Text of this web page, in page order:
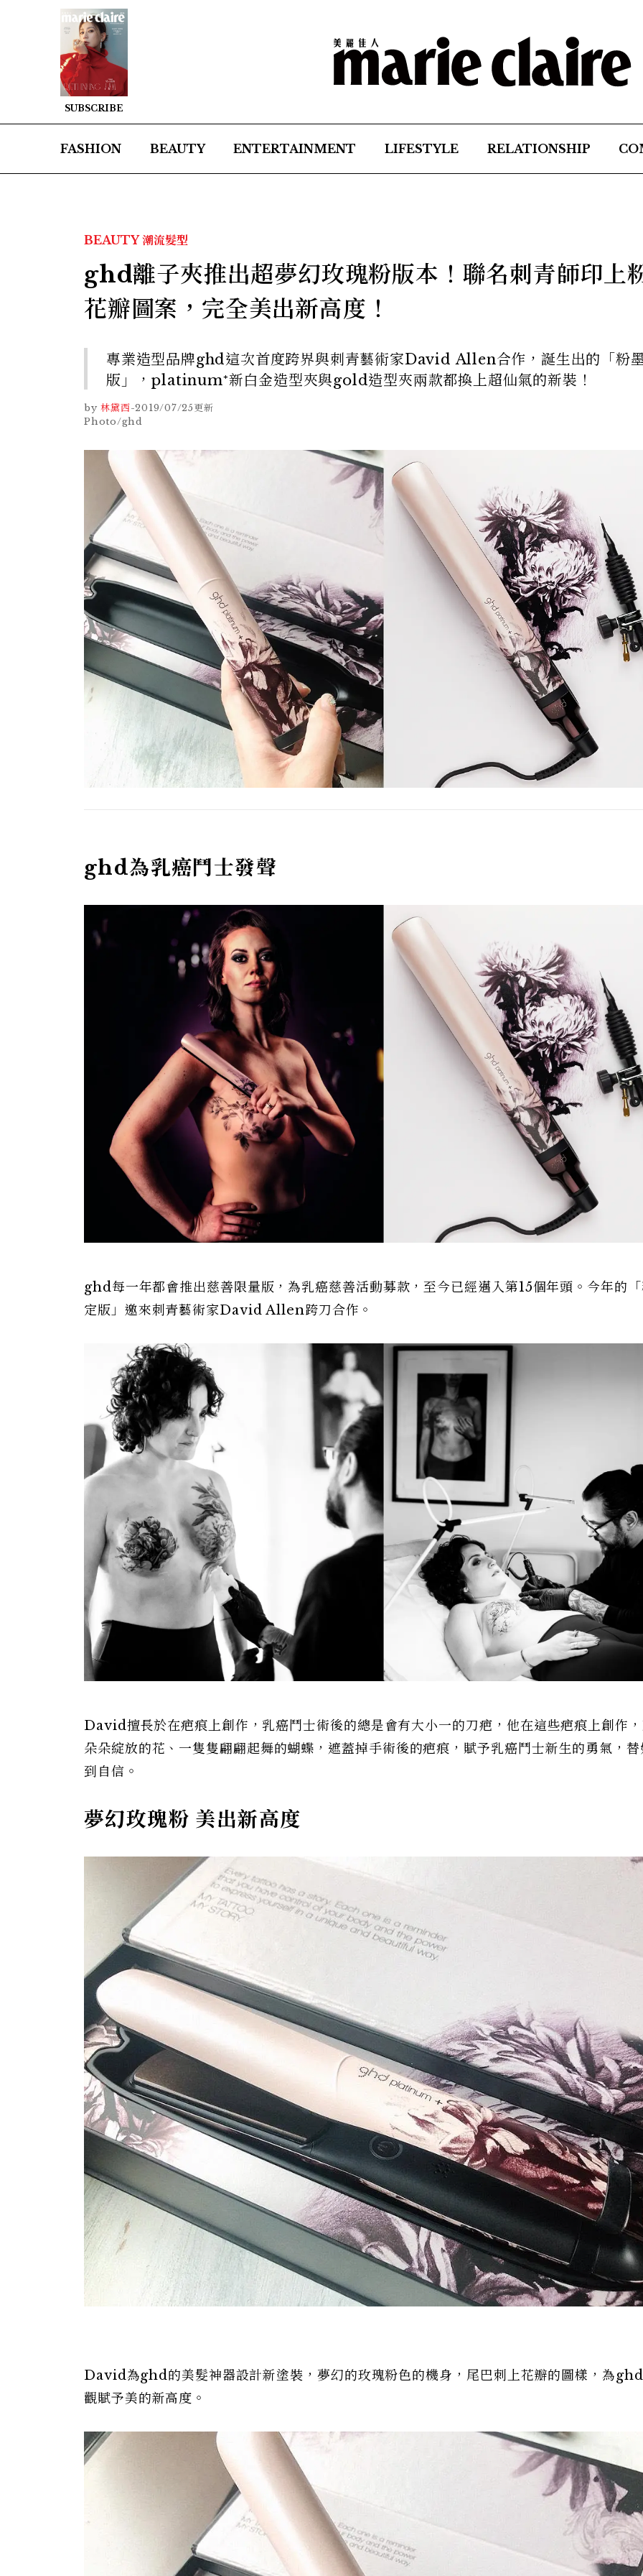
SUBSCRIBE
FASHION BEAUTY ENTERTAINMENT LIFESTYLE RELATIONSHIP
BEAUTY 潮流髮型
ghd離子夾推出超夢幻玫瑰粉版本！聯名刺青師印上
花瓣圖案，完全美出新高度！
專業造型品牌ghd這次首度跨界與刺青藝術家David Allen合作，誕生出的「粉
版」，platinum⁺新白金造型夾與gold造型夾兩款都換上超仙氣的新裝！
by 林黛西-2019/07/25更新
Photo/ghd
ghd為乳癌鬥士發聲
ghd每一年都會推出慈善限量版，為乳癌慈善活動募款，至今已經邁入第15個年頭。今年的
定版」邀來刺青藝術家David Allen跨刀合作。
David擅長於在疤痕上創作，乳癌鬥士術後的總是會有大小一的刀疤，他在這些疤痕上創作
朵朵綻放的花、一隻隻翩翩起舞的蝴蝶，遮蓋掉手術後的疤痕，賦予乳癌鬥士新生的勇氣，
到自信。
夢幻玫瑰粉 美出新高度
David為ghd的美髮神器設計新塗裝，夢幻的玫瑰粉色的機身，尾巴刺上花瓣的圖樣，為
觀賦予美的新高度。